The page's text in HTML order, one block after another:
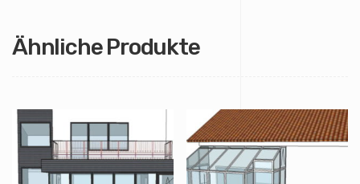
Ähnliche Produkte